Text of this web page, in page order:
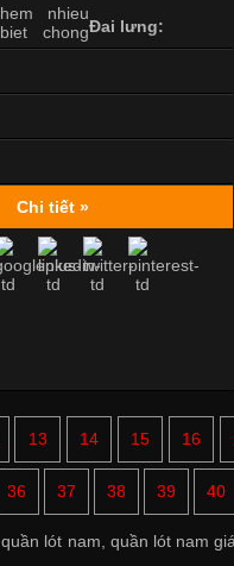
Đai lưng:
Chi tiết »
13 14 15 16
36 37 38 39 40
,quần lót nam quần lót nam
Mẫu
Thị